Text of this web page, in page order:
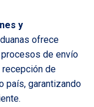
y
ofrece
de envío
recepción de
país, garantizando